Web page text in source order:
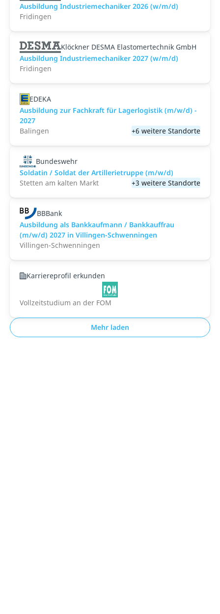
Ausbildung Industriemechaniker 2026 (w/m/d)
Fridingen
Klöckner DESMA Elastomertechnik GmbH
Ausbildung Industriemechaniker 2027 (w/m/d)
Fridingen
EDEKA
Ausbildung zur Fachkraft für Lagerlogistik (m/w/d) -
2027
Balingen
+6 weitere Standorte
Bundeswehr
Soldatin / Soldat der Artillerietruppe (m/w/d)
Stetten am kalten Markt
+3 weitere Standorte
BBBank
Ausbildung als Bankkaufmann / Bankkauffrau
(m/w/d) 2027 in Villingen-Schwenningen
Villingen-Schwenningen
Karriereprofil erkunden
Vollzeitstudium an der FOM
Mehr laden